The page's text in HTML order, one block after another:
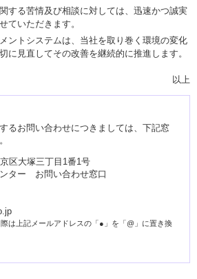
する苦情及び相談に対しては、迅速かつ誠実
ていただきます。
ントシステムは、当社を取り巻く環境の変化
に見直してその改善を継続的に推進します。
以上
るお問い合わせにつきましては、下記窓
区大塚三丁目1番1号
ター お問い合わせ窓口
は上記メールアドレスの「●」を「@」に置き換